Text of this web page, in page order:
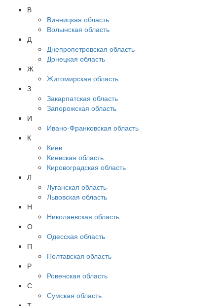
В
Винницкая область
Волынская область
Д
Днепропетровская область
Донецкая область
Ж
Житомирская область
З
Закарпатская область
Запорожская область
И
Ивано-Франковская область
К
Киев
Киевская область
Кировоградская область
Л
Луганская область
Львовская область
Н
Николаевская область
О
Одесская область
П
Полтавская область
Р
Ровенская область
С
Сумская область